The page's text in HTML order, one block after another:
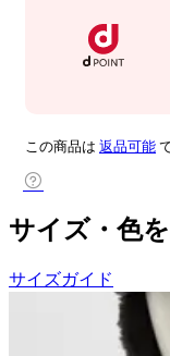
この商品は 返品可能
サイズ・色
サイズガイド